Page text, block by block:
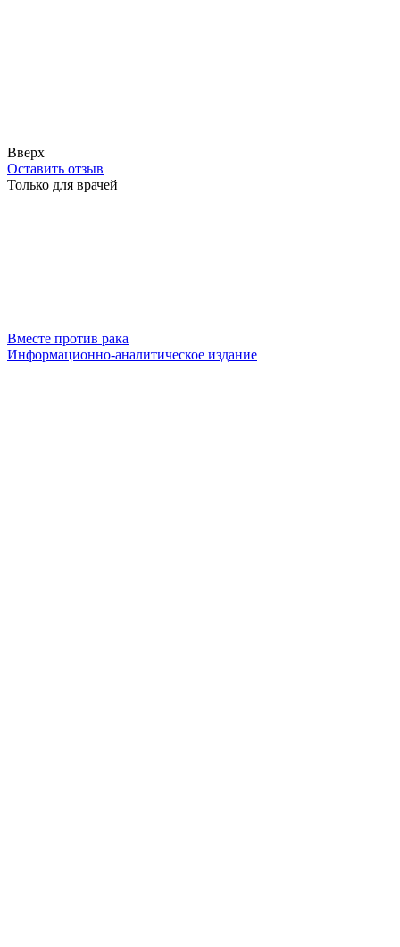
Вверх
Оставить отзыв
Только для врачей
Вместе против рака
Информационно-аналитическое издание